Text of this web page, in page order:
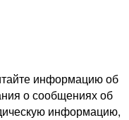
информацию об
о сообщениях об
информацию,